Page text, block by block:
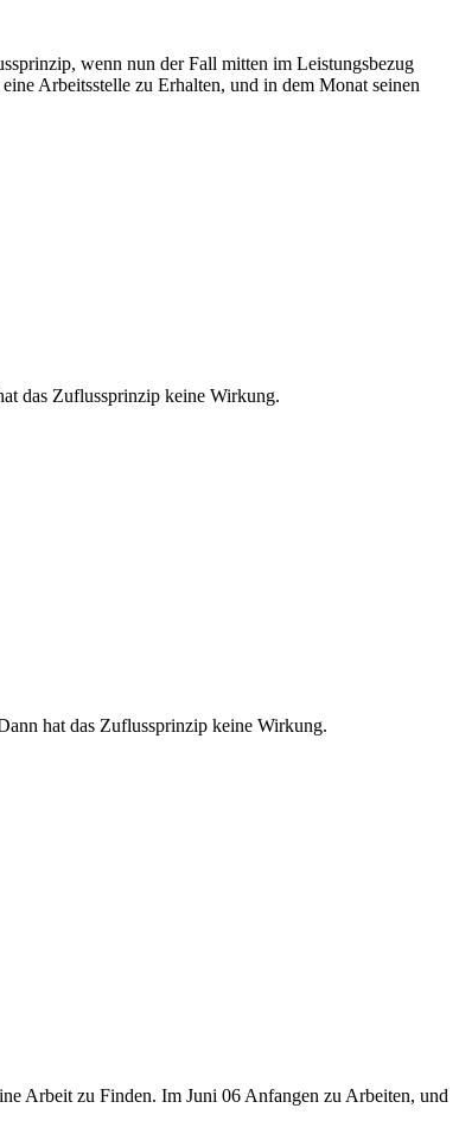
wenn nun der Fall mitten im Leistungsbezug
Arbeitsstelle zu Erhalten, und in dem Monat seinen
das Zuflussprinzip keine Wirkung.
hat das Zuflussprinzip keine Wirkung.
Arbeit zu Finden. Im Juni 06 Anfangen zu Arbeiten, und